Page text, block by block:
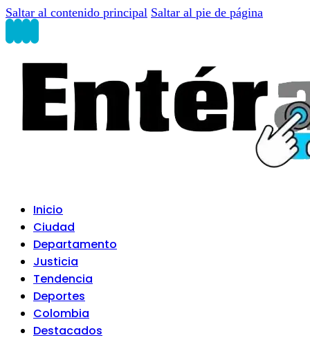
Saltar al contenido principal Saltar al pie de página
Inicio
Ciudad
Departamento
Justicia
Tendencia
Deportes
Colombia
Destacados